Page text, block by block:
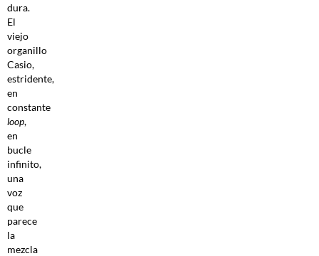
dura.
El
viejo
organillo
Casio,
estridente,
en
constante
loop,
en
bucle
infinito,
una
voz
que
parece
la
mezcla